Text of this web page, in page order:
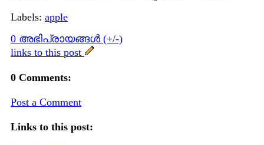
Labels: apple
0 അഭിപ്രായങ്ങള്‍ (+/-)
links to this post
0 Comments:
Post a Comment
Links to this post: